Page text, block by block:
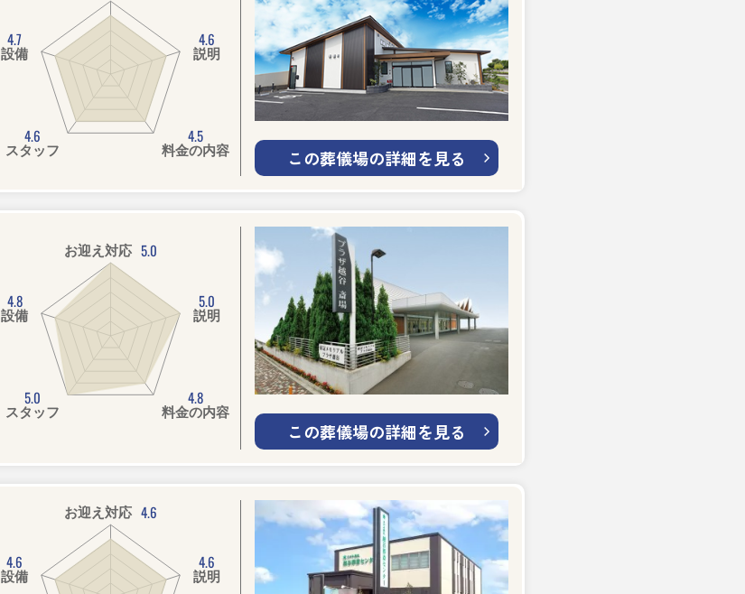
4.6
説明
4.5
料金の内容
4.6
スタッフ
4.7
設備
この葬儀場の詳細を見る
お迎え対応 5.0
5.0
説明
4.8
料金の内容
5.0
スタッフ
4.8
設備
この葬儀場の詳細を見る
お迎え対応 4.6
4.6
説明
4.6
設備